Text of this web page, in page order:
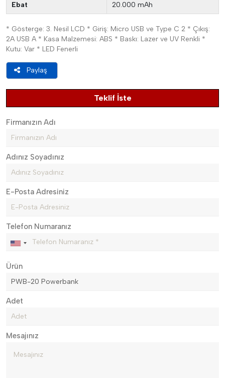
Ebat 20.000 mAh
* Gösterge: 3. Nesil LCD * Giriş: Micro USB ve Type C 2 * Çıkış:
2A USB A * Kasa Malzemesi: ABS * Baskı: Lazer ve UV Renkli *
Kutu: Var * LED Fenerli
Paylaş
Teklif İste
Firmanızın Adı
Adınız Soyadınız
E-Posta Adresiniz
Telefon Numaranız
Ürün
Adet
Mesajınız